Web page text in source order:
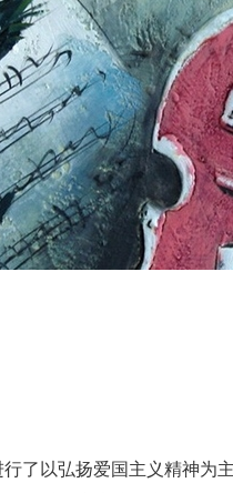
行了以弘扬爱国主义精神为